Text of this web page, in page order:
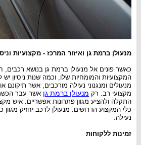
מנעולן ברמת גן ואיזור המרכז - מקצועיות
כאשר פונים אל מנעולן ברמת גן בנושא
המקצועיות והמומחיות שלו, וכמה שנות ניסיון
מנעולים ומנגנוני נעילה מורכבים, אשר תיקונם
מקצועי רב. רק מנעולן ברמת גן אשר עבר
התקלה ולהציע מגוון פתרונות אפשריים. איש
כלי המקצוע הדרושים. מנעולן לרכב יחזיק מגוון
נעילה.
זמינות ללקוחות